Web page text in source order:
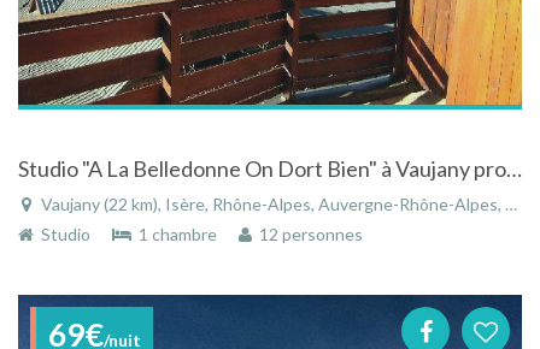
Studio "A La Belledonne On Dort Bien" à Vaujany proche de L'alpes D'Huez
Vaujany (22 km), Isère, Rhône-Alpes, Auvergne-Rhône-Alpes, France
Studio
1 chambre 12 personnes
69€/nuit